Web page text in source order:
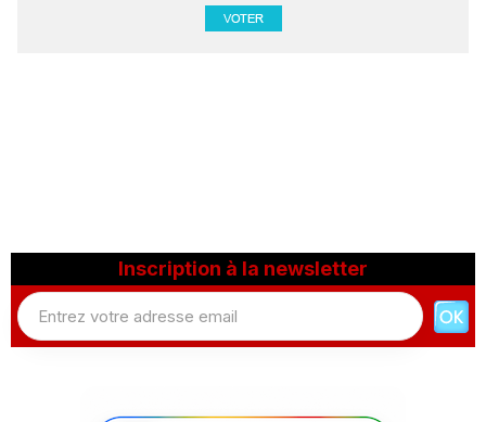
Inscription à la newsletter